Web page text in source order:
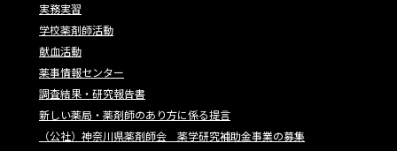
実務実習
学校薬剤師活動
献血活動
薬事情報センター
調査結果・研究報告書
新しい薬局・薬剤師のあり方に係る提言
（公社）神奈川県薬剤師会 薬学研究補助金事業の募集